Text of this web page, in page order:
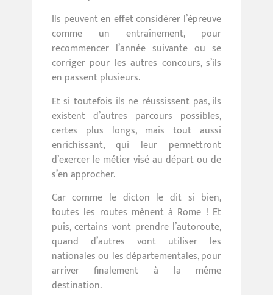
Ils peuvent en effet considérer l’épreuve
comme un entraînement, pour
recommencer l’année suivante ou se
corriger pour les autres concours, s’ils
en passent plusieurs.
Et si toutefois ils ne réussissent pas, ils
existent d’autres parcours possibles,
certes plus longs, mais tout aussi
enrichissant, qui leur permettront
d’exercer le métier visé au départ ou de
s’en approcher.
Car comme le dicton le dit si bien,
toutes les routes mènent à Rome ! Et
puis, certains vont prendre l’autoroute,
quand d’autres vont utiliser les
nationales ou les départementales, pour
arriver finalement à la même
destination.